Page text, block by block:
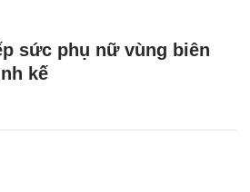
sức phụ nữ vùng biên
kế